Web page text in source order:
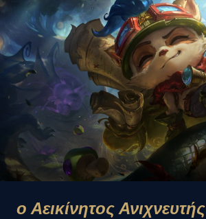
ο Αεικίνητος Ανιχνευτής